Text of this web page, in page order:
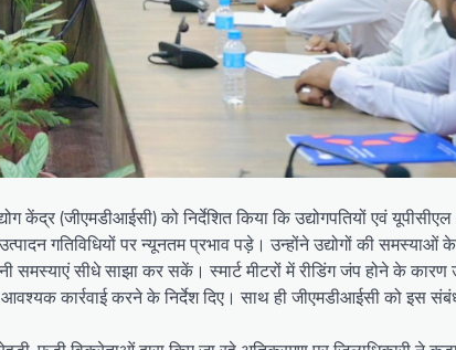
केंद्र (जीएमडीआईसी) को निर्देशित किया कि उद्योगपतियों एवं यूपीसीएल
गतिविधियों पर न्यूनतम प्रभाव पड़े। उन्होंने उद्योगों की समस्याओं के
समस्याएं सीधे साझा कर सकें। स्मार्ट मीटरों में रीडिंग जंप होने के
कार्रवाई करने के निर्देश दिए। साथ ही जीएमडीआईसी को इस